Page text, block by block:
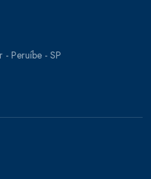
- Peruíbe - SP